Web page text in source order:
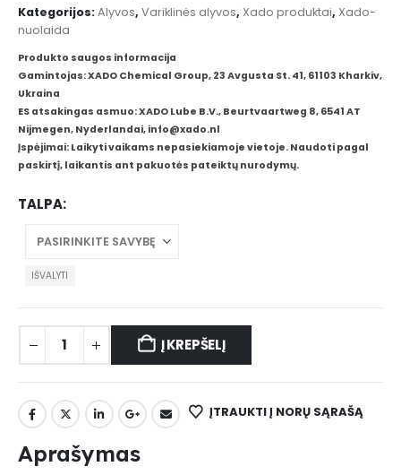
Kategorijos: Alyvos, Variklinės alyvos, Xado produktai, Xado-
nuolaida
Produkto saugos informacija
Gamintojas: XADO Chemical Group, 23 Avgusta St. 41, 61103 Kharkiv,
Ukraina
ES atsakingas asmuo: XADO Lube B.V., Beurtvaartweg 8, 6541 AT
Nijmegen, Nyderlandai, info@xado.nl
Įspėjimai: Laikyti vaikams nepasiekiamoje vietoje. Naudoti pagal
paskirtį, laikantis ant pakuotės pateiktų nurodymų.
TALPA
IŠVALYTI
Į KREPŠELĮ
ĮTRAUKTI Į NORŲ SĄRAŠĄ
Aprašymas